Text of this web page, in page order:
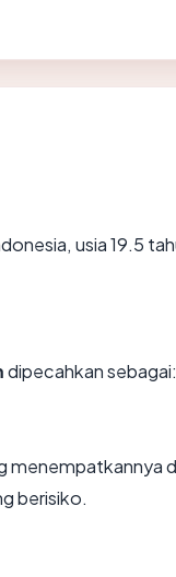
usia 19.5
dipecahkan
menempatkannya
berisiko.